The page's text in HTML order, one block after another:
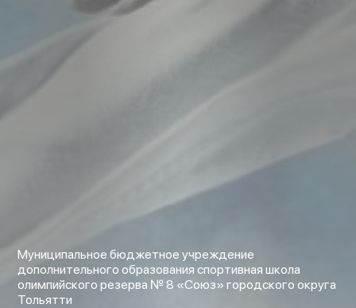
Муниципальное бюджетное учреждение
дополнительного образования спортивная школа
олимпийского резерва № 8 «Союз» городского округа
Тольятти